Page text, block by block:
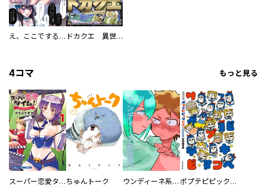
え、ここでするの？ アイドルのファンが知らない日常 ドカクエ 異世界ドカコッククエスト
4コマ もっと見る
スーパー恋愛タイム！～現場でドＳな彼女は自宅でデレる～ ちゅんトーク ウンディーネ系彼氏 ポプテピピック SEASON EIGHT